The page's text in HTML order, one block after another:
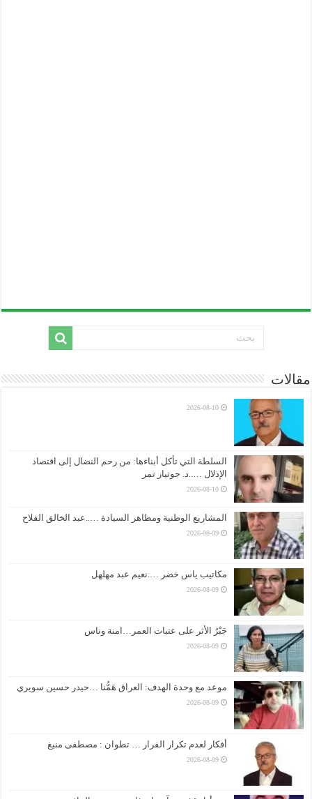
مقالات
2026-08-10
السلطة التي تأكل أبناءها: من رحم النضال إلى اقتصاد
الإذلال …..د. جوتيار تمر
2026-08-10
المشاريع الوطنية ومظاهر السيادة …..عبد الخالق الفلاح
2026-08-09
مكاتيب ياس خضر ….نعيم عبد مهلهل
2026-08-09
جَبْرُ الأثر على عتبات العمر…امنة وناس
2026-08-09
موعد مع وحدة الهدف: العراق هَمُّنا …حيدر حسين سويري
2026-08-09
أفكار لعدم تكرار الفرار … تطوان : مصطفى منيغ
2026-08-09